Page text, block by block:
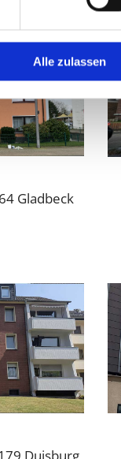
Alle zulassen
Gladbeck